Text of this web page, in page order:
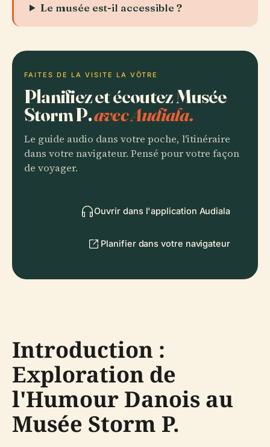
Le musée est-il accessible ?
FAITES DE LA VISITE LA VÔTRE
Planifiez et écoutez Musée
Storm P.avec Audiala.
Le guide audio dans votre poche, l'itinéraire
dans votre navigateur. Pensé pour votre façon
de voyager.
Ouvrir dans l'application Audiala
Planifier dans votre navigateur
Introduction :
Exploration de
l'Humour Danois au
Musée Storm P.